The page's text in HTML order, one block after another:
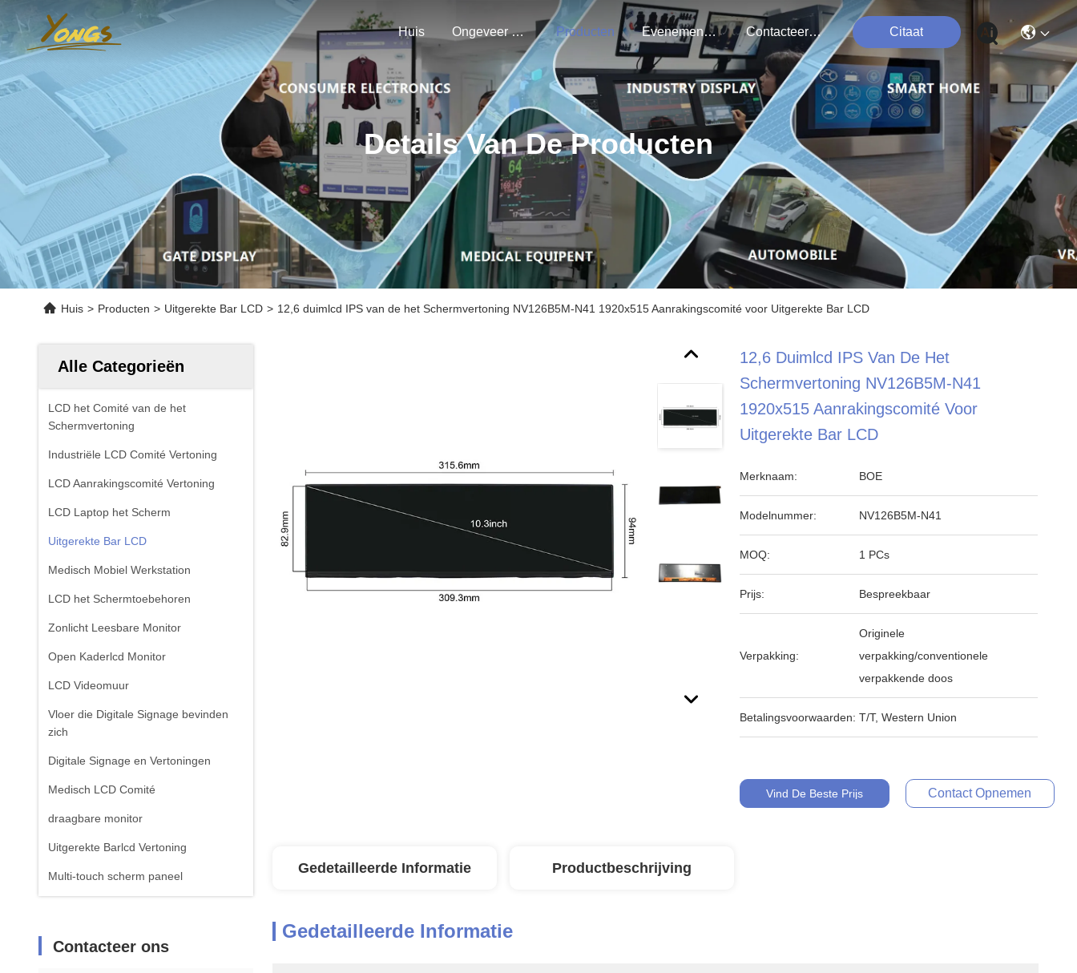
Huis Ongeveer Ons Producten Evenementen Contacteer Ons Citaat
Details Van De Producten
Huis > Producten > Uitgerekte Bar LCD > 12,6 duimlcd IPS van de het Schermvertoning NV126B5M-N41 1920x515 Aanrakingscomité voor Uitgerekte Bar LCD
Alle Categorieën
LCD het Comité van de het
Schermvertoning
Industriële LCD Comité Vertoning
LCD Aanrakingscomité Vertoning
LCD Laptop het Scherm
Uitgerekte Bar LCD
Medisch Mobiel Werkstation
LCD het Schermtoebehoren
Zonlicht Leesbare Monitor
Open Kaderlcd Monitor
LCD Videomuur
Vloer die Digitale Signage bevinden
zich
Digitale Signage en Vertoningen
Medisch LCD Comité
draagbare monitor
Uitgerekte Barlcd Vertoning
Multi-touch scherm paneel
Contacteer ons
12,6 Duimlcd IPS Van De Het
Schermvertoning NV126B5M-N41
1920x515 Aanrakingscomité Voor
Uitgerekte Bar LCD
Merknaam: BOE
Modelnummer: NV126B5M-N41
MOQ: 1 PCs
Prijs: Bespreekbaar
Verpakking:
Originele
verpakking/conventionele
verpakkende doos
Betalingsvoorwaarden: T/T, Western Union
Vind De Beste Prijs Contact Opnemen
Gedetailleerde Informatie Productbeschrijving
Gedetailleerde Informatie